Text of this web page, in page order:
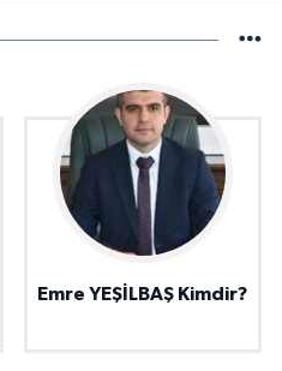
Emre YEŞİLBAŞ Kimdir?